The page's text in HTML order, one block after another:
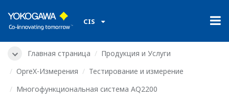
CIS
Главная страница
Продукция и Услуги
OpreX-Измерения
Тестирование и измерение
Многофункциональная система AQ2200